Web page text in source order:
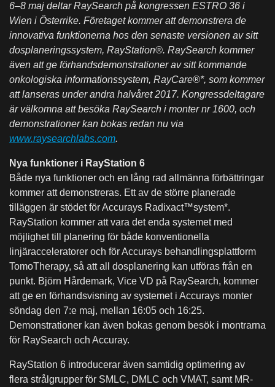
6–8 maj deltar RaySearch på kongressen ESTRO 36 i
Wien i Österrike. Företaget kommer att demonstrera de
innovativa funktionerna hos den senaste versionen av sitt
dosplaneringssystem, RayStation®. RaySearch kommer
även att ge förhandsdemonstrationer av sitt kommande
onkologiska informationssystem, RayCare®*, som kommer
att lanseras under andra halvåret 2017. Kongressdeltagare
är välkomna att besöka RaySearch i monter nr 1600, och
demonstrationer kan bokas redan nu via
www.raysearchlabs.com.
Nya funktioner i RayStation 6
Både nya funktioner och en lång rad allmänna förbättringar
kommer att demonstreras. Ett av de större planerade
tilläggen är stödet för Accurays Radixact™system*.
RayStation kommer att vara det enda systemet med
möjlighet till planering för både konventionella
linjäracceleratorer och för Accurays behandlingsplattform
TomoTherapy, så att all dosplanering kan utföras från en
punkt. Björn Hårdemark, Vice VD på RaySearch, kommer
att ge en förhandsvisning av systemet i Accurays monter
söndag den 7:e maj, mellan 16:05 och 16:25.
Demonstrationer kan även bokas genom besök i montrarna
för RaySearch och Accuray.
RayStation 6 introducerar även samtidig optimering av
flera strålgrupper för SMLC, DMLC och VMAT, samt MR-